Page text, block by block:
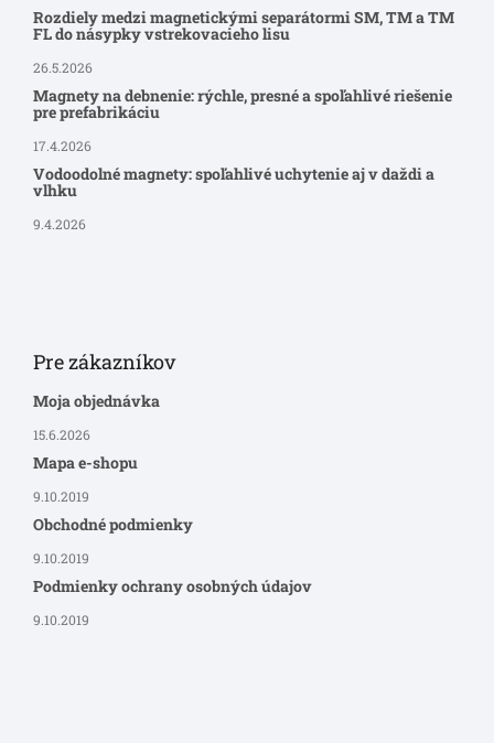
Rozdiely medzi magnetickými separátormi SM, TM a TM
FL do násypky vstrekovacieho lisu
26.5.2026
Magnety na debnenie: rýchle, presné a spoľahlivé riešenie
pre prefabrikáciu
17.4.2026
Vodoodolné magnety: spoľahlivé uchytenie aj v daždi a
vlhku
9.4.2026
Pre zákazníkov
Moja objednávka
15.6.2026
Mapa e-shopu
9.10.2019
Obchodné podmienky
9.10.2019
Podmienky ochrany osobných údajov
9.10.2019